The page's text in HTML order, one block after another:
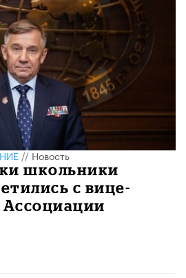
//Новость
школьники
с вице-